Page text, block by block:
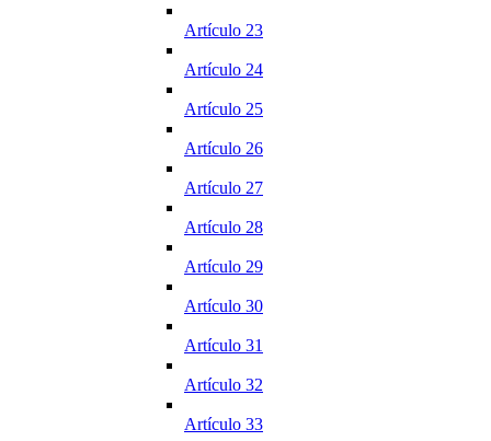
Artículo 23
Artículo 24
Artículo 25
Artículo 26
Artículo 27
Artículo 28
Artículo 29
Artículo 30
Artículo 31
Artículo 32
Artículo 33